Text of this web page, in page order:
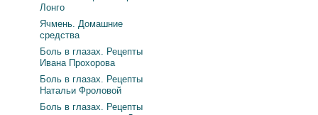
Лонго
Ячмень. Домашние
средства
Боль в глазах. Рецепты
Ивана Прохорова
Боль в глазах. Рецепты
Натальи Фроловой
Боль в глазах. Рецепты